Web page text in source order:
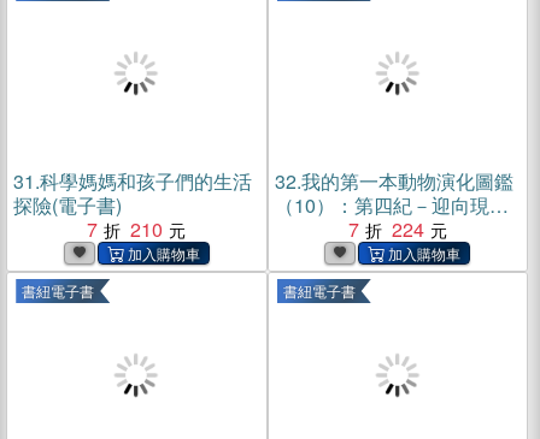
31.科學媽媽和孩子們的生活
探險(電子書)
7
210
32.我的第一本動物演化圖鑑
（10）：第四紀－迎向現代
7 224
書紐電子書 書紐電子書